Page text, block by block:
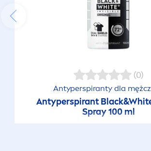
(0)
Antyperspiranty dla
AntyperspirantBlack&
Spray 100 ml